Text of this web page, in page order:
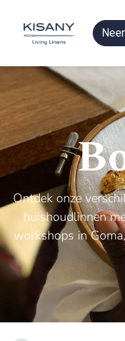
Ontdek onze
huishoudlinnen
workshops in